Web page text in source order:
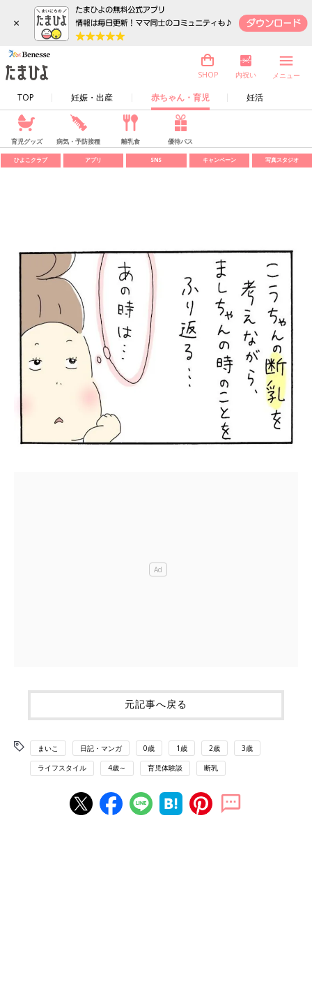
×
TOP 妊娠・出産 赤ちゃん・育児 妊活
SHOP 内祝い メニュー
育児グッズ 病気・予防接種 離乳食 優待パス
ひよこクラブ アプリ SNS キャンペーン 写真スタジオ
元記事へ戻る
まいこ 日記・マンガ 0歳 1歳 2歳 3歳
ライフスタイル 4歳～ 育児体験談 断乳